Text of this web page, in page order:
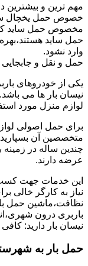
مهم ترین و
خصوص حمل یخچال
مخصوص حمل ساید که
حمل ساید
وارد نشود.
حمل و نقل و جابجایی
یکی از خودروهای
نیسان بار ها می
لوازم منزل مورد
برای حمل اصولی
متخصصین آن
چندین ساله در زمینه
عرضه دارند.
این خدمات جهت
نیاز به کارگر خالی
نظافت،ماشین حمل
باربری درون
نیسان بار دارید:
حمل بار به